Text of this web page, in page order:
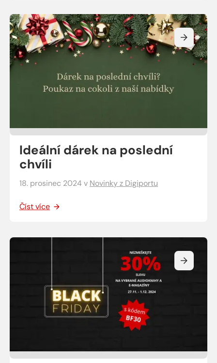
Ideální dárek na poslední
chvíli
18. prosinec 2024 v Novinky z Digiportu
Číst více